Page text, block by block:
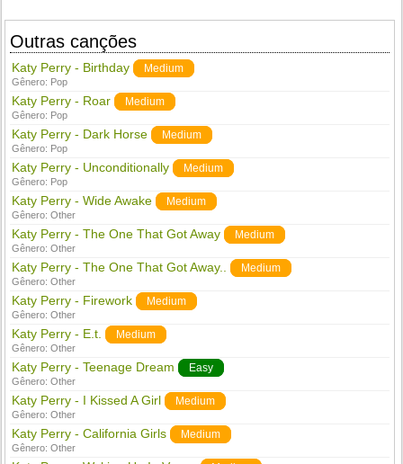
Outras canções
Katy Perry - Birthday Medium
Gênero: Pop
Katy Perry - Roar Medium
Gênero: Pop
Katy Perry - Dark Horse Medium
Gênero: Pop
Katy Perry - Unconditionally Medium
Gênero: Pop
Katy Perry - Wide Awake Medium
Gênero:Other
Katy Perry - The One That Got Away Medium
Gênero:Other
Katy Perry - The One That Got Away.. Medium
Gênero:Other
Katy Perry - Firework Medium
Gênero:Other
Katy Perry - E.t. Medium
Gênero:Other
Katy Perry - Teenage Dream Easy
Gênero:Other
Katy Perry - I Kissed A Girl Medium
Gênero:Other
Katy Perry - California Girls Medium
Gênero:Other